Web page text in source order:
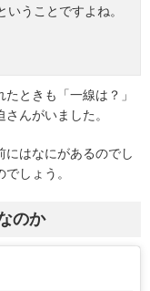
うことですよね。
ときも「一線は？」
んがいました。
はなにがあるのでし
しょう。
のか